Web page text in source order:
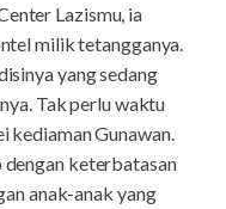
Lazismu, ia
milik tetangganya.
yang sedang
Tak perlu waktu
kediaman Gunawan.
dengan keterbatasan
anak-anak yang